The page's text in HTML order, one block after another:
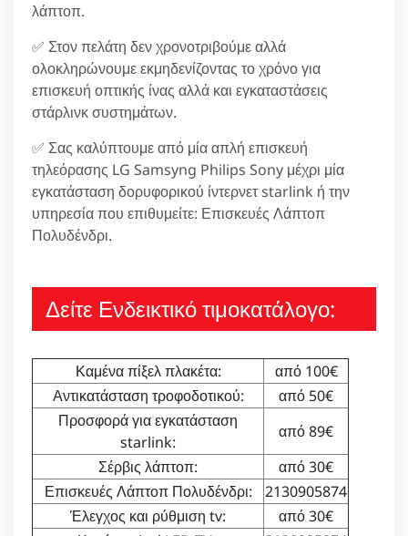
λάπτοπ.
✅ Στον πελάτη δεν χρονοτριβούμε αλλά
ολοκληρώνουμε εκμηδενίζοντας το χρόνο για
επισκευή οπτικής ίνας αλλά και εγκαταστάσεις
στάρλινκ συστημάτων.
✅ Σας καλύπτουμε από μία απλή επισκευή
τηλεόρασης LG Samsyng Philips Sony μέχρι μία
εγκατάσταση δορυφορικού ίντερνετ starlink ή την
υπηρεσία που επιθυμείτε: Επισκευές Λάπτοπ
Πολυδένδρι.
Δείτε Ενδεικτικό τιμοκατάλογο:
Καμένα πίξελ πλακέτα:
από 100€
Αντικατάσταση τροφοδοτικού:
από 50€
Προσφορά για εγκατάσταση
starlink:
από 89€
Σέρβις λάπτοπ:
από 30€
Επισκευές Λάπτοπ Πολυδένδρι:
2130905874
Έλεγχος και ρύθμιση tv:
από 30€